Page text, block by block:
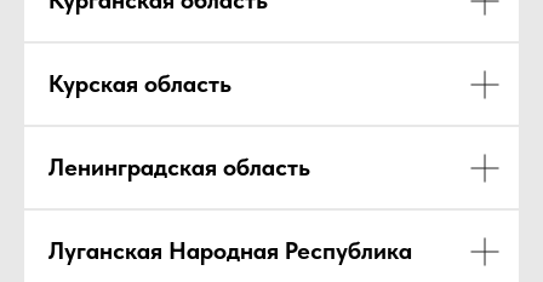
Курская область
Ленинградская область
Луганская Народная Республика